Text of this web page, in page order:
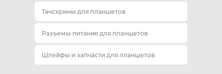
Тачскрины для планшетов
Разъемы питания для планшетов
Шлейфы и запчасти для планшетов